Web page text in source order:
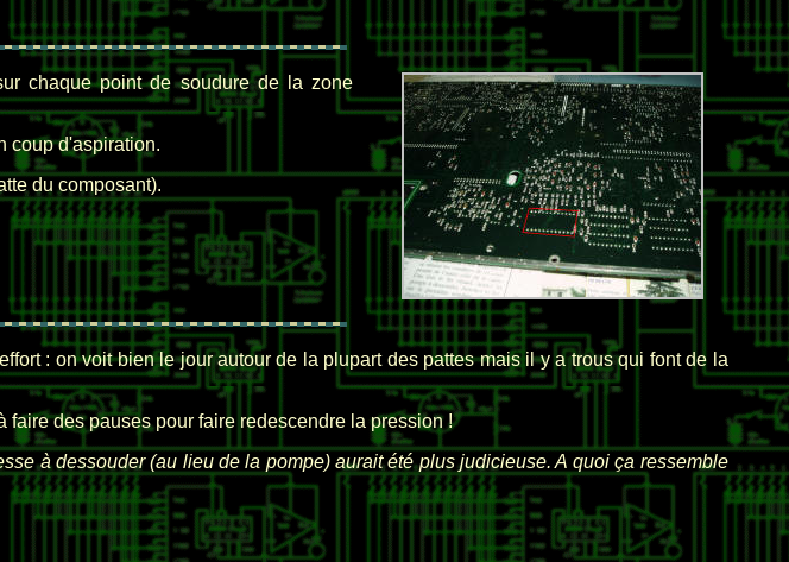
chaque point de soudure de la zone
coup d'aspiration.
du composant).
: on voit bien le jour autour de la plupart des pattes mais il y a trous qui font de la
faire des pauses pour faire redescendre la pression !
à dessouder (au lieu de la pompe) aurait été plus judicieuse. A quoi ça ressemble